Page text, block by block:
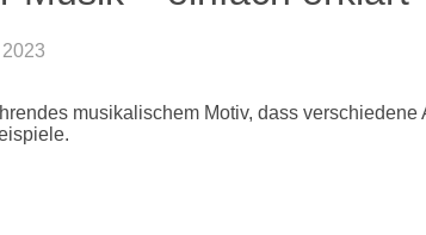
musikalischem Motiv, dass